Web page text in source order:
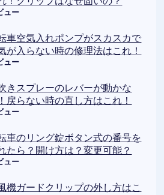
ュー
車空気入れポンプがスカスカで
が入らない時の修理法はこれ！
ュー
きスプレーのレバーが動かな
戻らない時の直し方はこれ！
ュー
車のリング錠ボタン式の番号を
たら？開け方は？変更可能？
ュー
機ガードクリップの外し方はこ